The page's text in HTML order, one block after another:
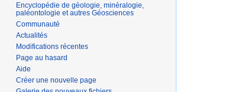
Encyclopédie de géologie, minéralogie,
paléontologie et autres Géosciences
Communauté
Actualités
Modifications récentes
Page au hasard
Aide
Créer une nouvelle page